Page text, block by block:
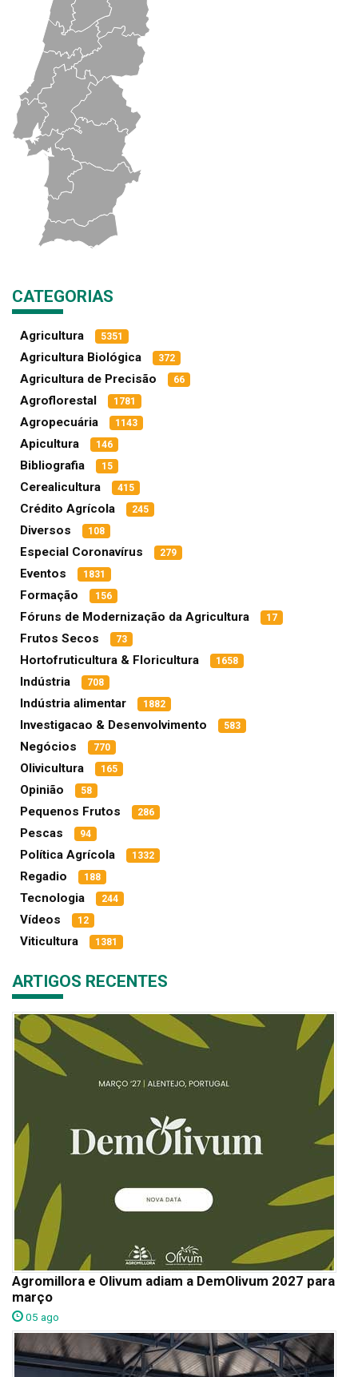
CATEGORIAS
Agricultura 5351
Agricultura Biológica 372
Agricultura de Precisão 66
Agroflorestal 1781
Agropecuária 1143
Apicultura 146
Bibliografia 15
Cerealicultura 415
Crédito Agrícola 245
Diversos 108
Especial Coronavírus 279
Eventos 1831
Formação 156
Fóruns de Modernização da Agricultura 17
Frutos Secos 73
Hortofruticultura & Floricultura 1658
Indústria 708
Indústria alimentar 1882
Investigacao & Desenvolvimento 583
Negócios 770
Olivicultura 165
Opinião 58
Pequenos Frutos 286
Pescas 94
Política Agrícola 1332
Regadio 188
Tecnologia 244
Vídeos 12
Viticultura 1381
ARTIGOS RECENTES
Agromillora e Olivum adiam a DemOlivum 2027 para
março
05 ago